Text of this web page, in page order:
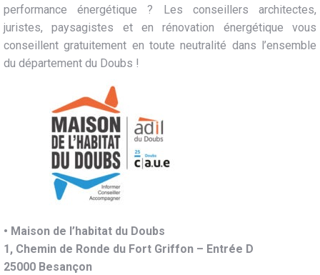
performance énergétique ? Les conseillers architectes,
juristes, paysagistes et en rénovation énergétique vous
conseillent gratuitement en toute neutralité dans l’ensemble
du département du Doubs !
• Maison de l’habitat du Doubs
1, Chemin de Ronde du Fort Griffon – Entrée D
25000 Besançon